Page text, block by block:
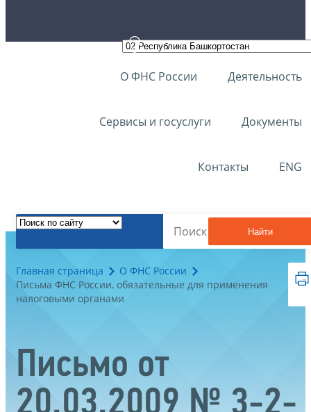
О ФНС России Деятельность
Сервисы и госуслуги Документы
Контакты ENG
Найти
Главная страница
О ФНС России
Письма ФНС России, обязательные для применения
налоговыми органами
Письмо от